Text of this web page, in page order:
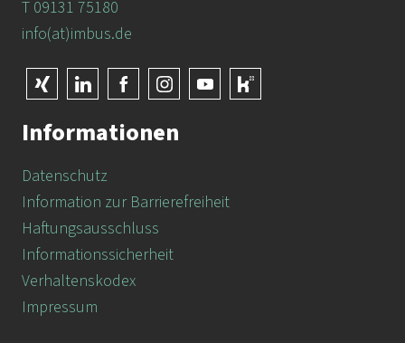
T 09131 75180
info(at)imbus.de
Informationen
Datenschutz
Information zur Barrierefreiheit
Haftungsausschluss
Informationssicherheit
Verhaltenskodex
Impressum